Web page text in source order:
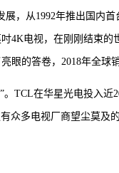
，从1992年推出国内首
4K电视，在刚刚结束
的答卷，2018年全球
TCL在华星光电投入近
众多电视厂商望尘莫及